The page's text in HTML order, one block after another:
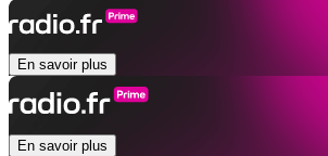
En savoir plus
En savoir plus